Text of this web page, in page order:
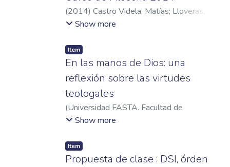
(2014) Castro Videla, Matías; Lloveras,
Eduardo;Castro, Gabriel
Show more
Item
En las manos de Dios: una
reflexión sobre las virtudes
teologales
(Universidad FASTA. Facultad de
Humanidades,
Show more
Item
Propuesta de clase : DSI, órden